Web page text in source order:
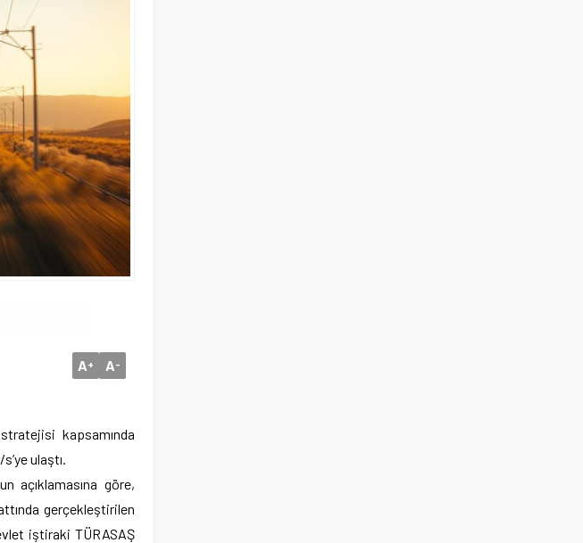
A+ A-
kapsamında
ulaştı.
açıklamasına göre,
gerçekleştirilen
iştiraki TÜRASAŞ